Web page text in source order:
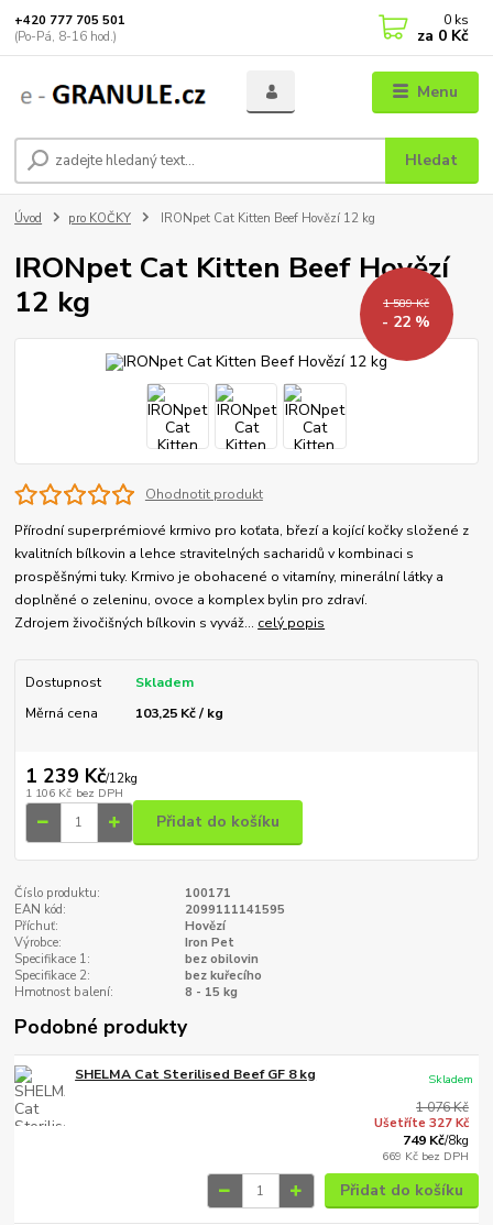
Menu
Hledat
+420 777 705 501
(Po-Pá, 8-16 hod.)
0 ks
za 0 Kč
Úvod pro KOČKY IRONpet Cat Kitten Beef Hovězí 12 kg
IRONpet Cat Kitten Beef Hovězí
12 kg
1 589 Kč
- 22 %
Ohodnotit produkt
Přírodní superprémiové krmivo pro koťata, březí a kojící kočky složené z
kvalitních bílkovin a lehce stravitelných sacharidů v kombinaci s
prospěšnými tuky. Krmivo je obohacené o vitamíny, minerální látky a
doplněné o zeleninu, ovoce a komplex bylin pro zdraví.
Zdrojem živočišných bílkovin s vyváž... celý popis
Dostupnost
Skladem
Měrná cena
103,25 Kč / kg
1 239 Kč/12kg
1 106 Kč bez DPH
Přidat do košíku
Číslo produktu:
100171
EAN kód:
2099111141595
Příchuť:
Hovězí
Výrobce:
Iron Pet
Specifikace 1:
bez obilovin
Specifikace 2:
bez kuřecího
Hmotnost balení:
8 - 15 kg
Podobné produkty
SHELMA Cat Sterilised Beef GF 8 kg
1 076 Kč
Ušetříte 327 Kč
749 Kč/8kg
669 Kč bez DPH
Skladem
Přidat do košíku